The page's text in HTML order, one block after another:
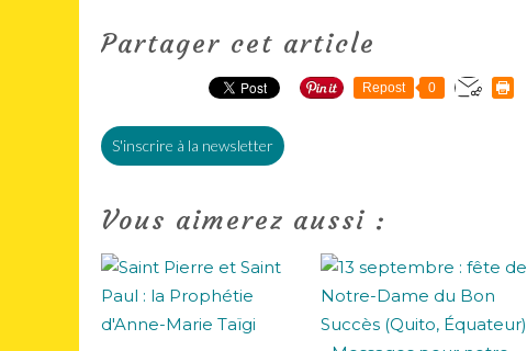
Partager cet article
Repost 0
S'inscrire à la newsletter
Vous aimerez aussi :